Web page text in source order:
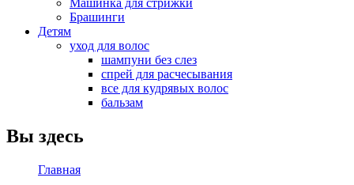
Машинка для стрижки
Брашинги
Детям
уход для волос
шампуни без слез
спрей для расчесывания
все для кудрявых волос
бальзам
Вы здесь
Главная